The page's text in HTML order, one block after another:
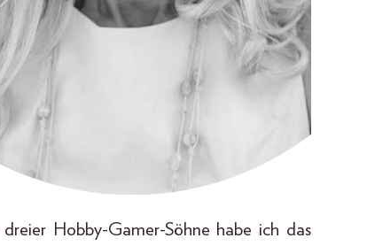
Hobby-Gamer-Söhne habe ich das